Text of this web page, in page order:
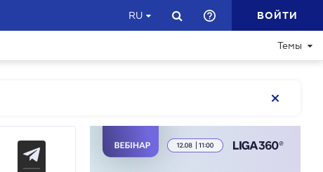
RU ВОЙТИ
Темы